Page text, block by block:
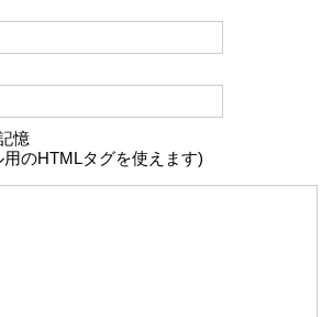
憶
のHTMLタグを使えます)